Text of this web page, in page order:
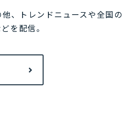
、トレンドニュースや全国
を配信。